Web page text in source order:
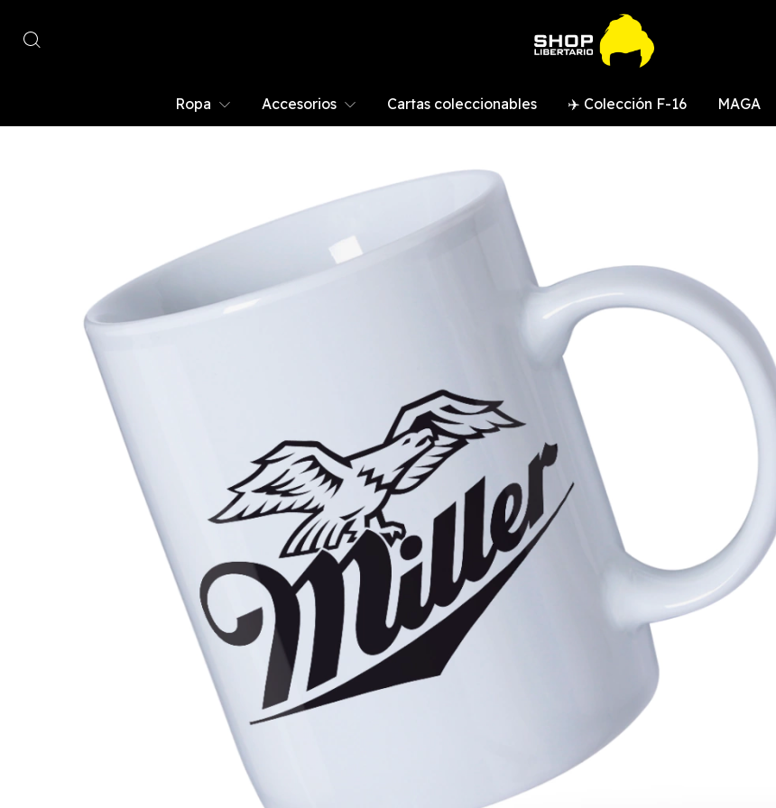
Ropa Accesorios Cartas coleccionables ✈️ Colección F-16 MAGA